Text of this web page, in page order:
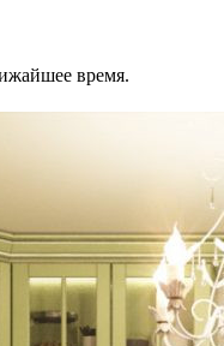
время.